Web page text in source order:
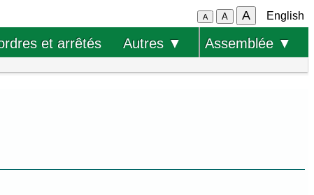
A A A English
et arrêtés Autres ▼ Assemblée ▼